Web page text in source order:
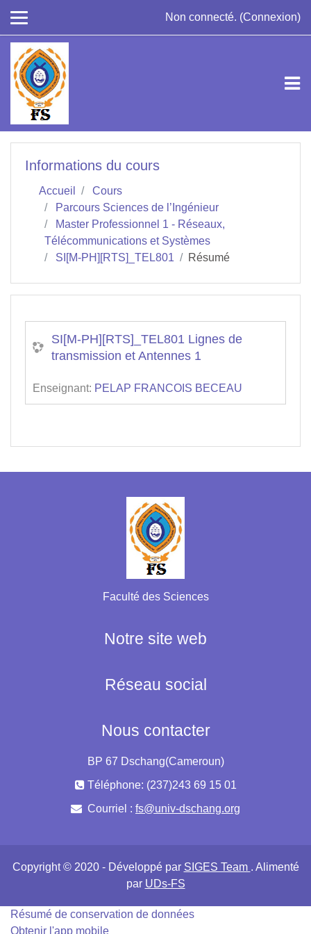
Non connecté. (Connexion)
Informations du cours
Accueil
Cours
Parcours Sciences de l’Ingénieur
Master Professionnel 1 - Réseaux,
Télécommunications et Systèmes
SI[M-PH][RTS]_TEL801
Résumé
SI[M-PH][RTS]_TEL801 Lignes de
transmission et Antennes 1
Enseignant: PELAP FRANCOIS BECEAU
Faculté des Sciences
Notre site web
Réseau social
Nous contacter
BP 67 Dschang(Cameroun)
Téléphone: (237)243 69 15 01
Courriel : fs@univ-dschang.org
Copyright © 2020 - Développé par SIGES Team . Alimenté
par UDs-FS
Résumé de conservation de données
Obtenir l'app mobile